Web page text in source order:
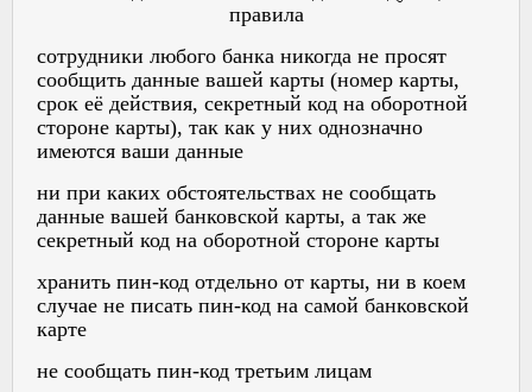
правила
сотрудники любого банка никогда не просят
сообщить данные вашей карты (номер карты,
срок её действия, секретный код на оборотной
стороне карты), так как у них однозначно
имеются ваши данные
ни при каких обстоятельствах не сообщать
данные вашей банковской карты, а так же
секретный код на оборотной стороне карты
хранить пин-код отдельно от карты, ни в коем
случае не писать пин-код на самой банковской
карте
не сообщать пин-код третьим лицам